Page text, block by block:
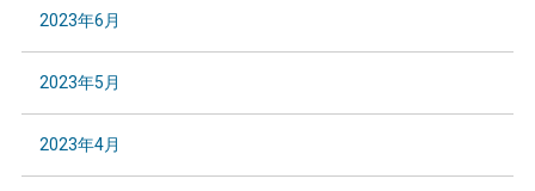
2023年6月
2023年5月
2023年4月